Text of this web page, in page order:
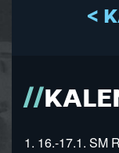
<
1. 16.-17.1. SM